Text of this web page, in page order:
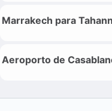
Marrakech para
Aeroporto de